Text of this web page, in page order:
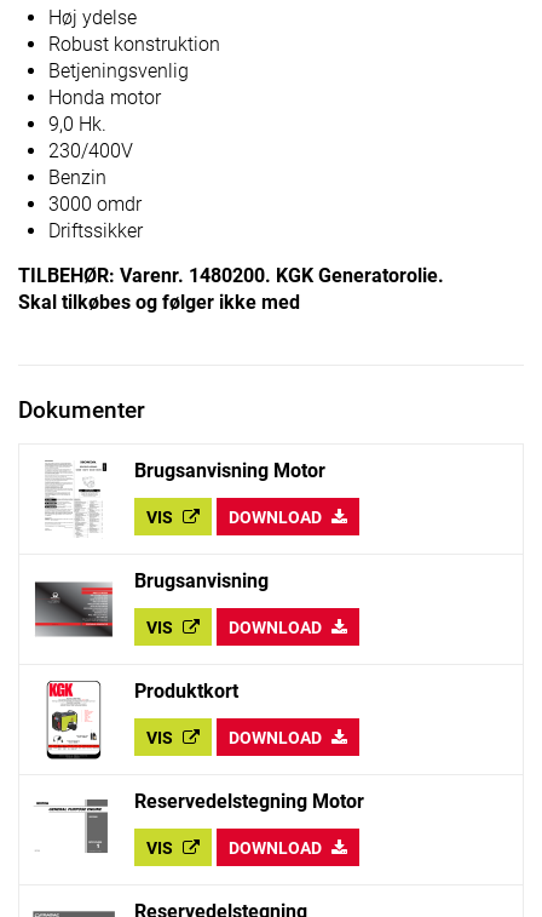
Høj ydelse
Robust konstruktion
Betjeningsvenlig
Honda motor
9,0 Hk.
230/400V
Benzin
3000 omdr
Driftssikker
TILBEHØR: Varenr. 1480200. KGK Generatorolie.
Skal tilkøbes og følger ikke med
Dokumenter
Brugsanvisning Motor
VIS DOWNLOAD
Brugsanvisning
VIS DOWNLOAD
Produktkort
VIS DOWNLOAD
Reservedelstegning Motor
VIS DOWNLOAD
Reservedelstegning